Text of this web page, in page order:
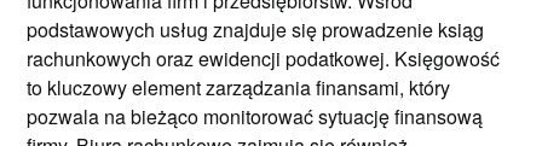
podstawowych usług znajduje się prowadzenie ksiąg
rachunkowych oraz ewidencji podatkowej. Księgowość
to kluczowy element zarządzania finansami, który
pozwala na bieżąco monitorować sytuację finansową